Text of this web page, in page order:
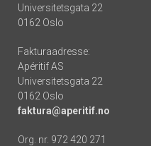
Universitetsgata 22
0162 Oslo
Fakturaadresse:
Apéritif AS
Universitetsgata 22
0162 Oslo
faktura@aperitif.no
Org. nr. 972 420 271